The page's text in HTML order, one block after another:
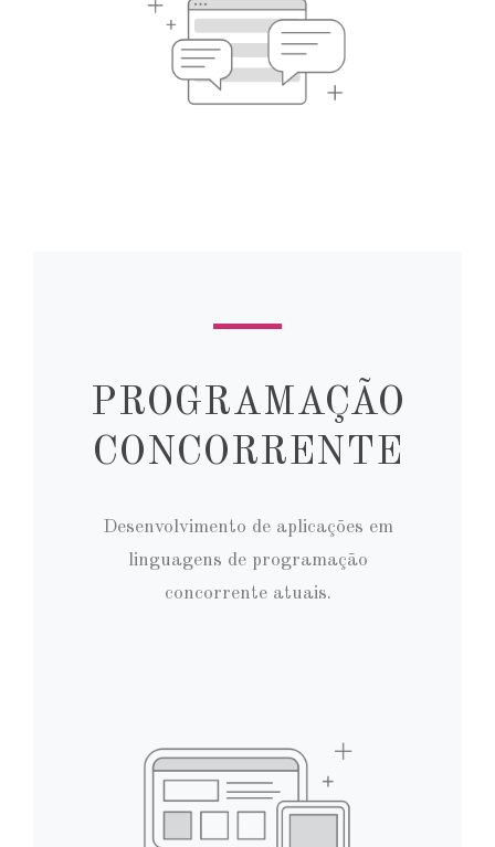
PROGRAMAÇÃO
CONCORRENTE
Desenvolvimento de aplicações em
linguagens de programação
concorrente atuais.